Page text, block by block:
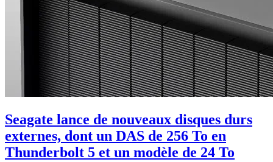
Seagate lance de nouveaux disques durs
externes, dont un DAS de 256 To en
Thunderbolt 5 et un modèle de 24 To